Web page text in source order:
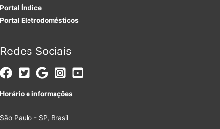
Portal Índice
Portal Eletrodomésticos
Redes Sociais
Horário e informações
São Paulo - SP, Brasil